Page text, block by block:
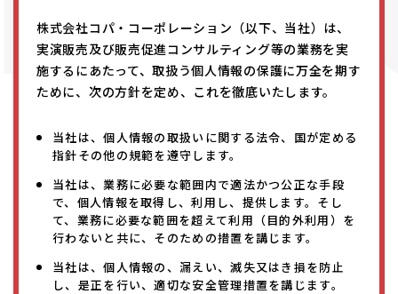
株式会社コパ・コーポレーション（以下、当社）は、
実演販売及び販売促進コンサルティング等の業務を実
施するにあたって、取扱う個人情報の保護に万全を期す
ために、次の方針を定め、これを徹底いたします。
当社は、個人情報の取扱いに関する法令、国が定める
指針その他の規範を遵守します。
当社は、業務に必要な範囲内で適法かつ公正な手段
で、個人情報を取得し、利用し、提供します。そし
て、業務に必要な範囲を超えて利用（目的外利用）を
行わないと共に、そのための措置を講じます。
当社は、個人情報の、漏えい、滅失又はき損を防止
し、是正を行い、適切な安全管理措置を講じます。